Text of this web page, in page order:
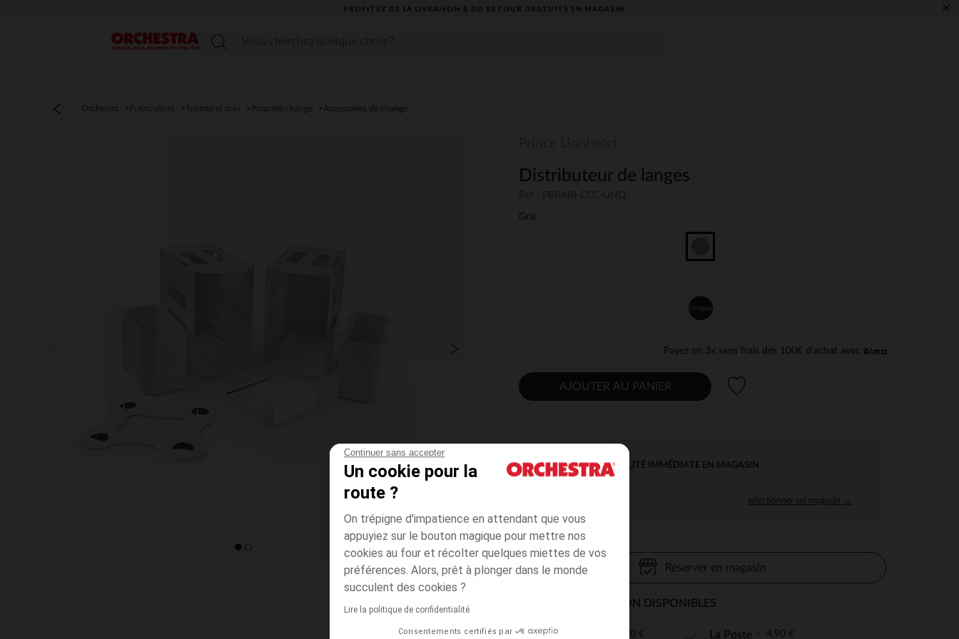
Continuer sans accepter
Un cookie pour la
route ?
On trépigne d'impatience en attendant que vous
appuyiez sur le bouton magique pour mettre nos
cookies au four et récolter quelques miettes de vos
préférences. Alors, prêt à plonger dans le monde
succulent des cookies ?
Lire la politique de confidentialité
Consentements certifiés par
PROFITEZ DE LA LIVRAISON & DU RETOUR GRATUITS EN MAGASIN​ ×
Menu
Orchestra Puériculture Toilette et soin Propreté,change Accessoires de change
Distributeur de langes
Gris
Unique
Payez en 3x sans frais dès 100€ d'achat avec
AJOUTER AU PANIER
DISPONIBILITÉ IMMÉDIATE EN MAGASIN
sélectionner un magasin →
Réserver en magasin
MODES DE LIVRAISON DISPONIBLES
Point Relais 4,90 € La Poste 4,90 €